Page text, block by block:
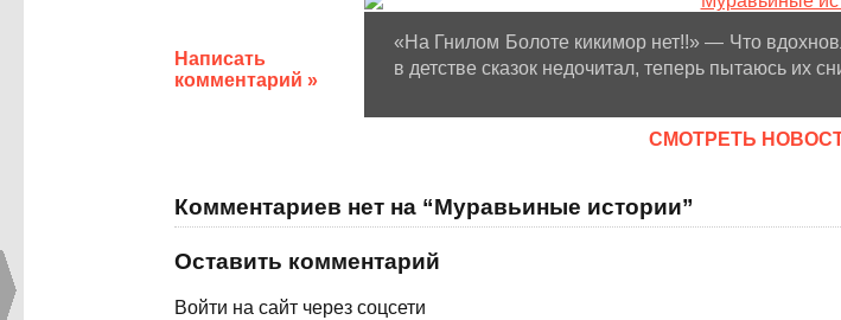
Написать
комментарий »
«На Гнилом Болоте кикимор нет!!» — Что
в детстве сказок недочитал, теперь пытаюсь их
CМОТРЕТЬ
Комментариев нет на “Муравьиные истории”
Оставить комментарий
Войти на сайт через соцсети